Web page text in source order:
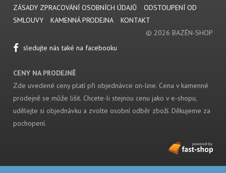
ZÁSADY ZPRACOVÁNÍ OSOBNÍCH ÚDAJŮ
ODSTOUPENÍ OD
SMLOUVY
KAMENNÁ PRODEJNA
KONTAKT
© 2026 BAZÉN-SHOP
sledujte nás také na facebooku
CENY NA PRODEJNĚ
Zde uvedené ceny platí při objednávce on-line. Cena v kamenné
prodejně se může lišit. Chcete-li stejnou cenu jako v e-shopu,
udělejte si objednávku a zvolte osobní odběr zboží. Děkujeme za
pochopení.